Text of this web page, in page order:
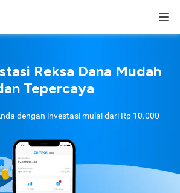
Reksa Dana Mudah
Tepercaya
dengan investasi mulai dari Rp 10.000